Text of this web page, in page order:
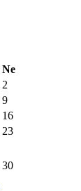
Ne
2
9
16
23
30